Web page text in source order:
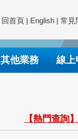
回首頁 | English | 常見
其他業務 線上
【熱門查詢